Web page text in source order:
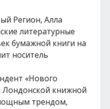
Регион, Алла
литературные
бумажной книги на
носитель
«Нового
Лондонской книжной
трендом,